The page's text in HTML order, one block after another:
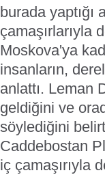
burada yaptığı
çamaşırlarıyla
Moskova'ya
insanların,
anlattı. Leman
geldiğini ve
söylediğini
Caddebostan
iç çamaşırıyla